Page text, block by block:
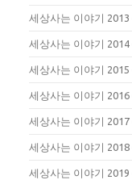
세상사는 이야기 2013
세상사는 이야기 2014
세상사는 이야기 2015
세상사는 이야기 2016
세상사는 이야기 2017
세상사는 이야기 2018
세상사는 이야기 2019